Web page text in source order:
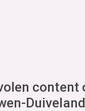
content
Duiveland